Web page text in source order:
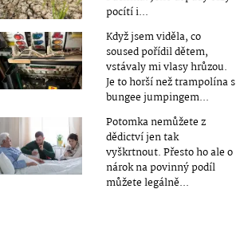
pocítí i...
Když jsem viděla, co
soused pořídil dětem,
vstávaly mi vlasy hrůzou.
Je to horší než trampolína s
bungee jumpingem...
Potomka nemůžete z
dědictví jen tak
vyškrtnout. Přesto ho ale o
nárok na povinný podíl
můžete legálně...